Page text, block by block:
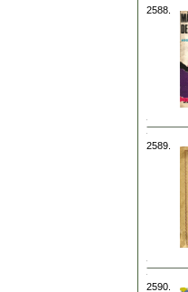
2588.
2589.
2590.